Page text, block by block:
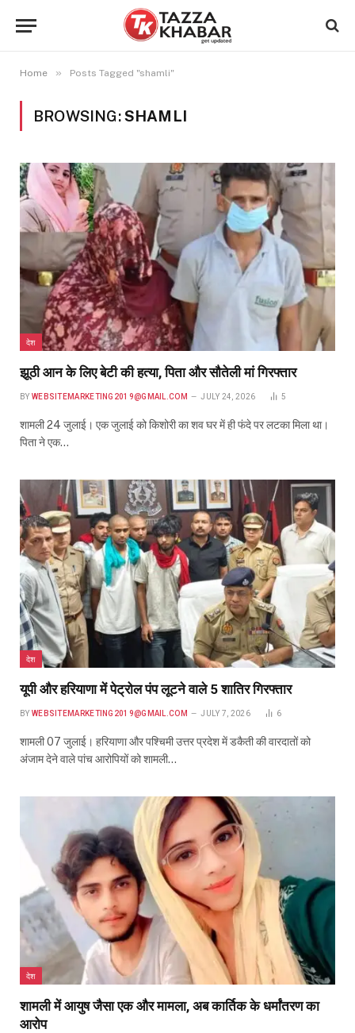
Home » Posts Tagged "shamli"
BROWSING:SHAMLI
देश
झूठी आन के लिए बेटी की हत्या, पिता और सौतेली मां गिरफ्तार
BY WEBSITEMARKETING2019@GMAIL.COM JULY 24, 2026 5
शामली 24 जुलाई। एक जुलाई को किशोरी का शव घर में ही फंदे पर लटका मिला था।
पिता ने एक…
देश
यूपी और हरियाणा में पेट्रोल पंप लूटने वाले 5 शातिर गिरफ्तार
BY WEBSITEMARKETING2019@GMAIL.COM JULY 7, 2026 6
शामली 07 जुलाई। हरियाणा और पश्चिमी उत्तर प्रदेश में डकैती की वारदातों को
अंजाम देने वाले पांच आरोपियों को शामली…
देश
शामली में आयुष जैसा एक और मामला, अब कार्तिक के धर्मांतरण का
आरोप